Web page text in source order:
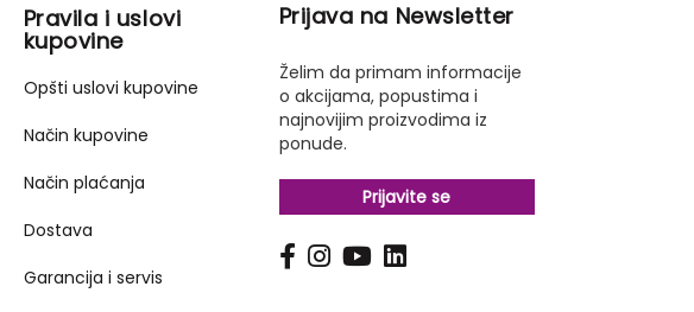
Pravila i uslovi
kupovine
Opšti uslovi kupovine
Način kupovine
Način plaćanja
Dostava
Garancija i servis
Prijava na Newsletter
Želim da primam informacije
o akcijama, popustima i
najnovijim proizvodima iz
ponude.
Prijavite se